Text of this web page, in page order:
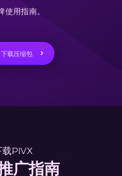
使用指南。
下载压缩包
载PIVX
广指南